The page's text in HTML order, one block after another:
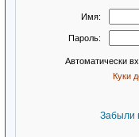
Имя:
Пароль:
Автоматически
Куки
Забыли